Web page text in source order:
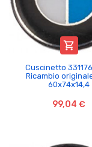

Cuscinetto
Ricambio
60x74x14,4
99,04 €